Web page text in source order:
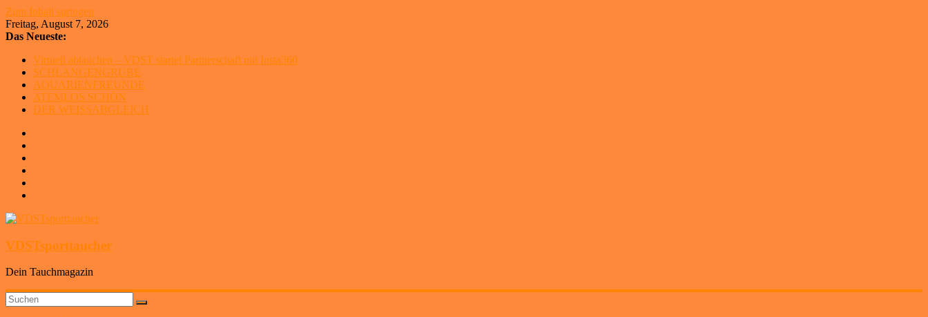
Zum Inhalt springen
Freitag, August 7, 2026
Das Neueste:
Virtuell abtauchen – VDST startet Partnerschaft mit Insta360
SCHLANGENGRUBE
AQUARIENFREUNDE
ATEMLOS SCHÖN
DER WEISSABGLEICH
VDSTsporttaucher
Dein Tauchmagazin